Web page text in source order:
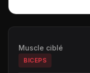
Muscle ciblé
BICEPS